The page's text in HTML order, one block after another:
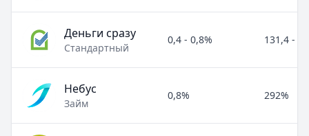
Деньги сразу
Стандартный
0,4 - 0,8% 131,4 -
Небус
Займ
0,8% 292%